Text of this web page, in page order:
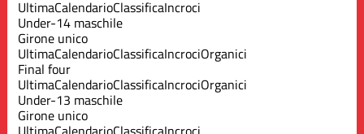
UltimaCalendarioClassificaIncroci
Under-14 maschile
Girone unico
UltimaCalendarioClassificaIncrociOrganici
Final four
UltimaCalendarioClassificaIncrociOrganici
Under-13 maschile
Girone unico